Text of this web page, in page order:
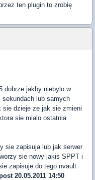
ten plugin to zrobię
dobrze jakby niebylo w
lub samych
dzieje ze jak sie zmieni
sie mialo ostatnia
sie zapisuja lub jak serwer
sie nowy jakis SPPT i
zapisuje do tego nvault
20.05.2011 14:50